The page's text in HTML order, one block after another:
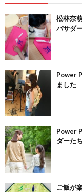
松林奈
バサダ
Power
ました
Power
ダーたち
ご飯が